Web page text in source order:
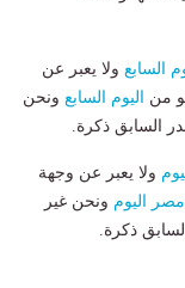
السابع ولا يعبر عن
من اليوم السابع ونحن
السابق ذكرة.
ولا يعبر عن وجهة
مصر اليوم ونحن غير
ذكرة.